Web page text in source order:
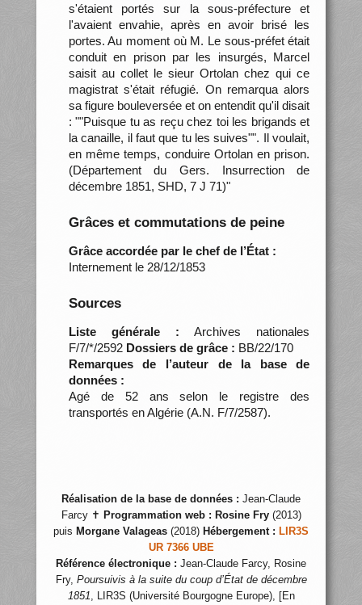
s'étaient portés sur la sous-préfecture et
l'avaient envahie, après en avoir brisé les
portes. Au moment où M. Le sous-préfet était
conduit en prison par les insurgés, Marcel
saisit au collet le sieur Ortolan chez qui ce
magistrat s'était réfugié. On remarqua alors
sa figure bouleversée et on entendit qu'il disait
: ""Puisque tu as reçu chez toi les brigands et
la canaille, il faut que tu les suives"". Il voulait,
en même temps, conduire Ortolan en prison.
(Département du Gers. Insurrection de
décembre 1851, SHD, 7 J 71)"
Grâces et commutations de peine
Grâce accordée par le chef de l’État :
Internement le 28/12/1853
Sources
Liste générale : Archives nationales
F/7/*/2592 Dossiers de grâce : BB/22/170
Remarques de l’auteur de la base de
données :
Agé de 52 ans selon le registre des
transportés en Algérie (A.N. F/7/2587).
Réalisation de la base de données : Jean-Claude
Farcy ✝ Programmation web : Rosine Fry(2013)
puis Morgane Valageas (2018) Hébergement : LIR3S
UR 7366 UBE
Référence électronique : Jean-Claude Farcy, Rosine
Fry, Poursuivis à la suite du coup d’État de décembre
1851, LIR3S (Université Bourgogne Europe), [En